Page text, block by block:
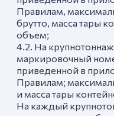
Правилам,
брутто, масса тары
объем;
4.2. На
маркировочный
приведенной в
Правилам;
и масса тары
На каждый